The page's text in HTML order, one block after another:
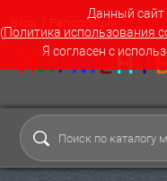
Данный сайт
(Политика использования
Я согласен с
Регистрация